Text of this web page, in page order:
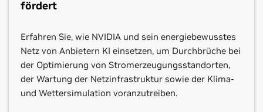
fördert
Erfahren Sie, wie NVIDIA und sein energiebewusstes
Netz von Anbietern KI einsetzen, um Durchbrüche bei
der Optimierung von Stromerzeugungsstandorten,
der Wartung der Netzinfrastruktur sowie der Klima-
und Wettersimulation voranzutreiben.